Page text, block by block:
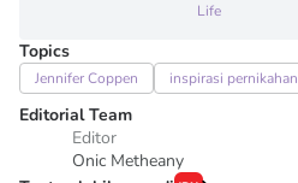
Life
Topics
Jennifer Coppen inspirasi pernikahan
Editorial Team
Editor
Onic Metheany